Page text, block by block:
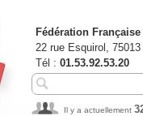
Fédération
22 rue Esquirol,
Tél : 01.53.92.53.20
Il y a actuellement